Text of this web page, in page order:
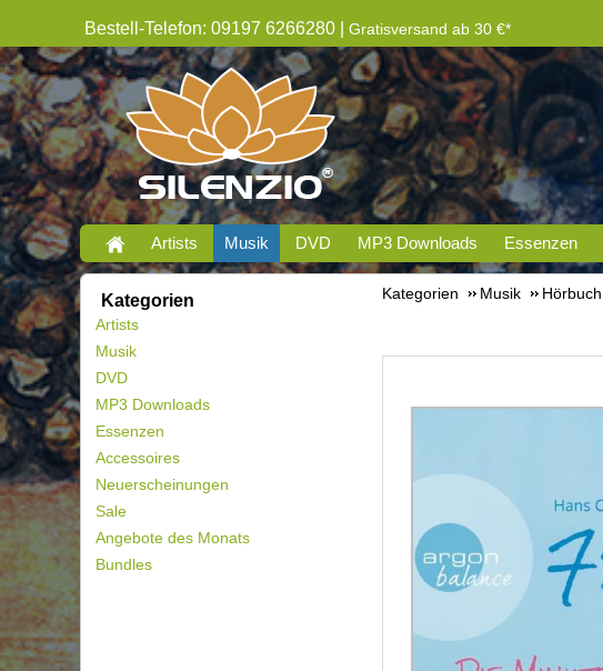
Bestell-Telefon: 09197 6266280 | Gratisversand ab 30 €*
Artists Musik DVD MP3 Downloads Essenzen
Kategorien
Artists
Musik
DVD
MP3 Downloads
Essenzen
Accessoires
Neuerscheinungen
Sale
Angebote des Monats
Bundles
Kategorien Musik Hörbuch